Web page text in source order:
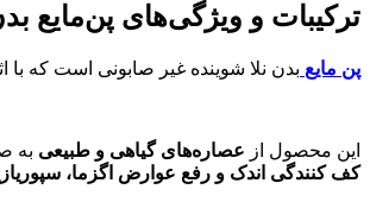
ترکیبات و ویژگی‌های پن‌مایع
پن مایع بدن نلا شوینده غیر صابونی است که با
این محصول از عصاره‌های گیاهی و طبیعی به
کف کنندگی اندک و رفع عوارض اگزما،